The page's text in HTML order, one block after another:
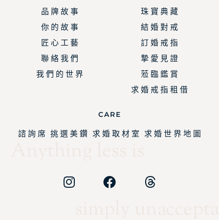
品 牌 故 事
你 的 故 事
匠 心 工 藝
聯 絡 我 們
我 們 的 世 界
珠 寶 典 藏
結 婚 對 戒
訂 婚 戒 指
摯 愛 見 證
蒞 臨 鑑 賞
求 婚 戒 指 租 借
CARE
諮 詢 席 挑 選 美 鑽 求 婚 取 材 室 求 婚 世 界 地 圖